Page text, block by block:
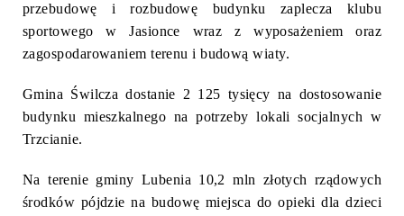
przebudowę i rozbudowę budynku zaplecza klubu
sportowego w Jasionce wraz z wyposażeniem oraz
zagospodarowaniem terenu i budową wiaty.
Gmina Świlcza dostanie 2 125 tysięcy na dostosowanie
budynku mieszkalnego na potrzeby lokali socjalnych w
Trzcianie.
Na terenie gminy Lubenia 10,2 mln złotych rządowych
środków pójdzie na budowę miejsca do opieki dla dzieci